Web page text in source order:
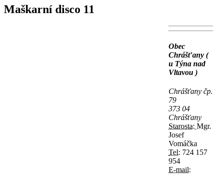
Maškarní disco 11
Obec
Chrášťany (
u Týna nad
Vltavou )
Chrášťany čp.
79
373 04
Chrášťany
Starosta: Mgr.
Josef
Vomáčka
Tel: 724 157
954
E-mail: